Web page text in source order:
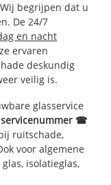
begrijpen dat u
De 24/7
en nacht
ervaren
deskundig
veilig is.
glasservice
servicenummer ☎
ruitschade,
voor algemene
isolatieglas,